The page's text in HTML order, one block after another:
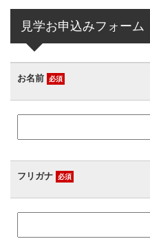
見学お申込みフォーム
お名前 必須
フリガナ 必須